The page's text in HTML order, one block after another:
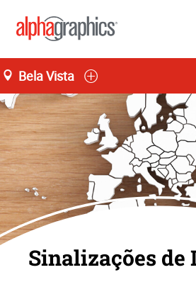
Bela Vista
Sinalizações de